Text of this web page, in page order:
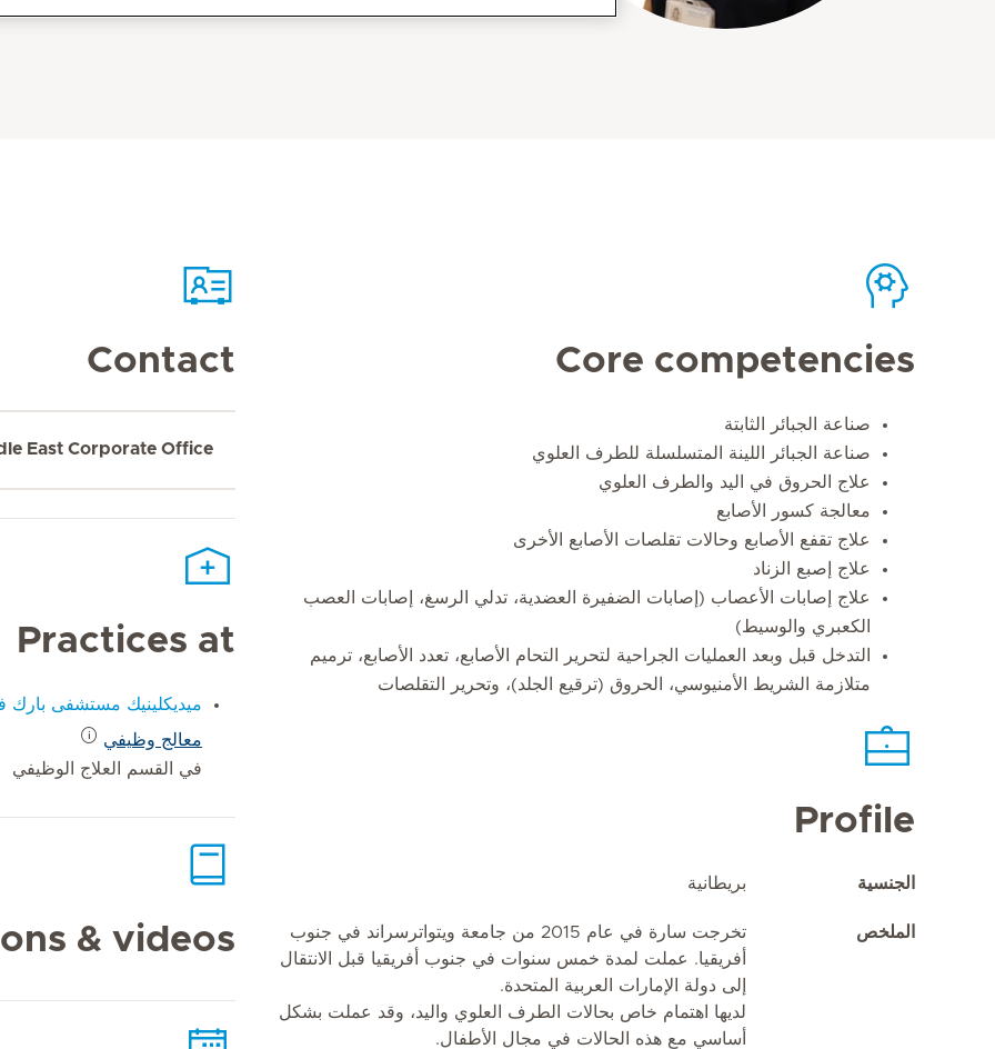
Core competencies
صناعة الجبائر الثابتة
صناعة الجبائر اللينة المتسلسلة للطرف العلوي
علاج الحروق في اليد والطرف العلوي
معالجة كسور الأصابع
علاج تقفع الأصابع وحالات تقلصات الأصابع الأخرى
علاج إصبع الزناد
علاج إصابات الأعصاب (إصابات الضفيرة العضدية، تدلي الرسغ، إصابات العصب
الكعبري والوسيط)
التدخل قبل وبعد العمليات الجراحية لتحرير التحام الأصابع، تعدد الأصابع، ترميم
متلازمة الشريط الأمنيوسي، الحروق (ترقيع الجلد)، وتحرير التقلصات
Profile
الجنسية بريطانية
الملخص
تخرجت سارة في عام 2015 من جامعة ويتواترسراند في جنوب
أفريقيا. عملت لمدة خمس سنوات في جنوب أفريقيا قبل الانتقال
إلى دولة الإمارات العربية المتحدة.
لديها اهتمام خاص بحالات الطرف العلوي واليد، وقد عملت بشكل
أساسي مع هذه الحالات في مجال الأطفال.
Contact
East Corporate Office
Practices at
ميديكلينيك مستشفى بارك
معالج وظيفي
في القسم العلاج الوظيفي
& videos